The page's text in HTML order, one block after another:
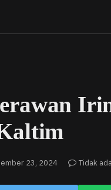
23, 2024 Tidak